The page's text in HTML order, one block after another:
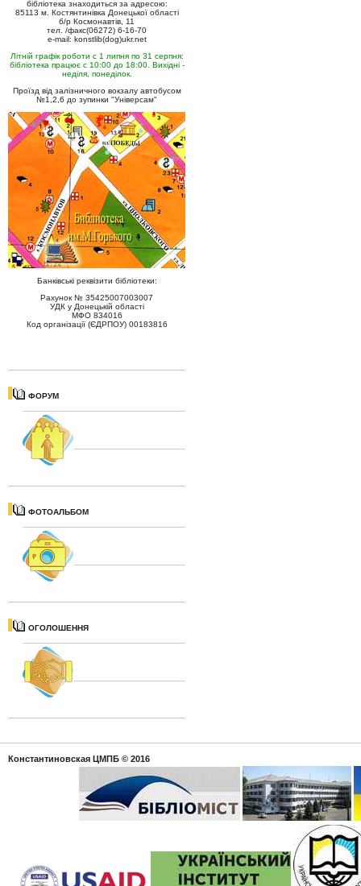
бібліотека знаходиться за адресою:
85113 м. Костянтинівка Донецької області
б/р Космонавтів, 11
тел. /факс(06272) 6-16-70
e-mail: konstlib(dog)ukr.net
Літній графік роботи с 1 липня по 31 серпня:
бібліотека працює с 10:00 до 18:00. Вихідні -
неділя, понеділок.
Проїзд від залізничного вокзалу автобусом
№1,2,6 до зупинки "Універсам"
Банківські реквізити бібліотеки:
Рахунок № 35425007003007
УДК у Донецькій області
МФО 834016
Код організації (ЄДРПОУ) 00183816
ФОРУМ
ФОТОАЛЬБОМ
ОГОЛОШЕННЯ
Константиновская ЦМПБ © 2016